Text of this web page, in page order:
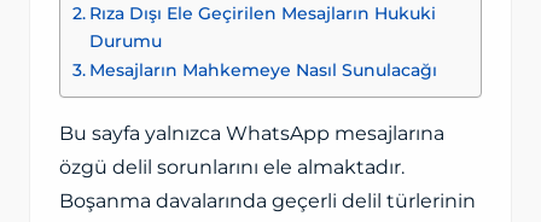
Rıza Dışı Ele Geçirilen Mesajların Hukuki
Durumu
Mesajların Mahkemeye Nasıl Sunulacağı
Bu sayfa yalnızca WhatsApp mesajlarına
özgü delil sorunlarını ele almaktadır.
Boşanma davalarında geçerli delil türlerinin